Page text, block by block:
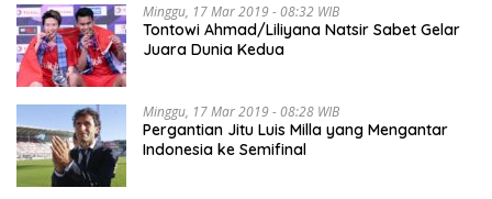
Minggu, 17 Mar 2019 - 08:32 WIB
Tontowi Ahmad/Liliyana Natsir Sabet Gelar
Juara Dunia Kedua
Minggu, 17 Mar 2019 - 08:28 WIB
Pergantian Jitu Luis Milla yang Mengantar
Indonesia ke Semifinal